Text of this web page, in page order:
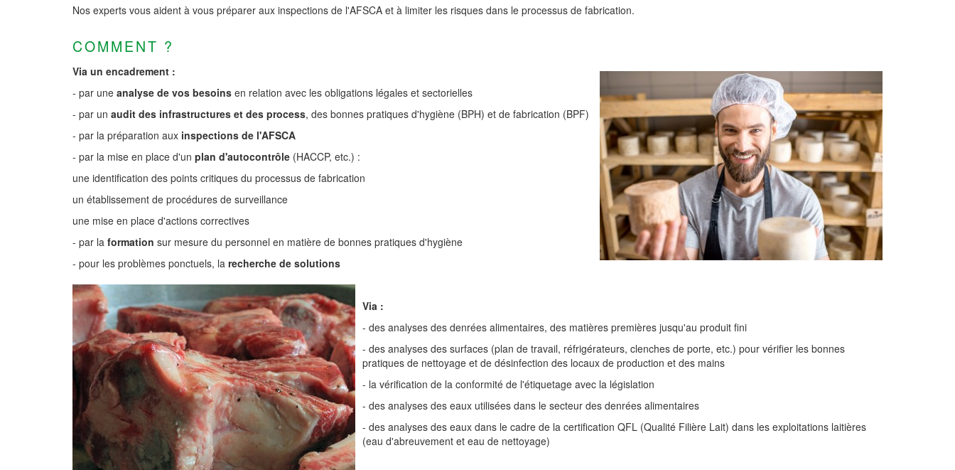
Nos experts vous aident à vous préparer aux inspections de l'AFSCA et à limiter les risques dans le processus de fabrication.
COMMENT ?
Via un encadrement :
- par une analyse de vos besoins en relation avec les obligations légales et sectorielles
- par un audit des infrastructures et des process, des bonnes pratiques d'hygiène (BPH) et de fabrication (BPF)
- par la préparation aux inspections de l'AFSCA
- par la mise en place d'un plan d'autocontrôle (HACCP, etc.) :
une identification des points critiques du processus de fabrication
un établissement de procédures de surveillance
une mise en place d'actions correctives
- par la formation sur mesure du personnel en matière de bonnes pratiques d'hygiène
- pour les problèmes ponctuels, la recherche de solutions
Via :
- des analyses des denrées alimentaires, des matières premières jusqu'au produit fini
- des analyses des surfaces (plan de travail, réfrigérateurs, clenches de porte, etc.) pour vérifier les bonnes
pratiques de nettoyage et de désinfection des locaux de production et des mains
- la vérification de la conformité de l'étiquetage avec la législation
- des analyses des eaux utilisées dans le secteur des denrées alimentaires
- des analyses des eaux dans le cadre de la certification QFL (Qualité Filière Lait) dans les exploitations laitières
(eau d'abreuvement et eau de nettoyage)